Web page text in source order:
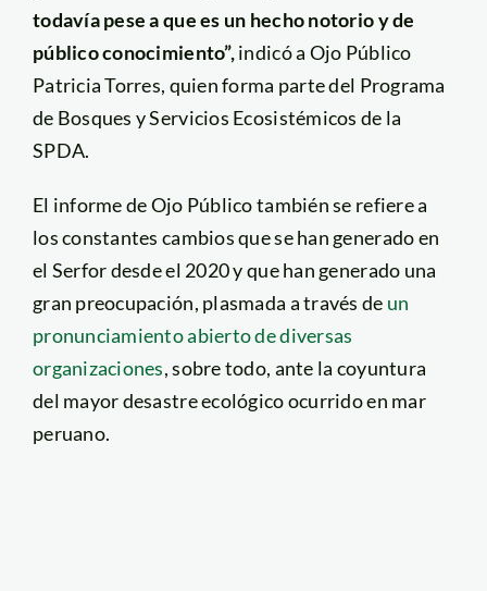
todavía pese a que es un hecho notorio y de
público conocimiento”,indicó a Ojo Público
Patricia Torres, quien forma parte del Programa
de Bosques y Servicios Ecosistémicos de la
SPDA.
El informe de Ojo Público también se refiere a
los constantes cambios que se han generado en
el Serfor desde el 2020 y que han generado una
gran preocupación, plasmada a través de un
pronunciamiento abierto de diversas
organizaciones, sobre todo, ante la coyuntura
del mayor desastre ecológico ocurrido en mar
peruano.